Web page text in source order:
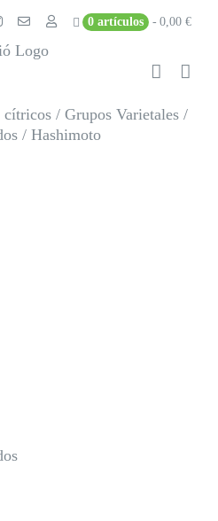
0 artículos 0,00 €
cítricos / Grupos Varietales /
/ Hashimoto